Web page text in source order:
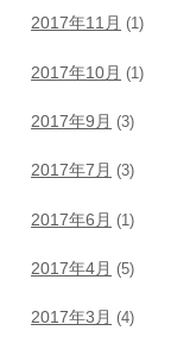
2017年11月 (1)
2017年10月 (1)
2017年9月 (3)
2017年7月 (3)
2017年6月 (1)
2017年4月 (5)
2017年3月 (4)